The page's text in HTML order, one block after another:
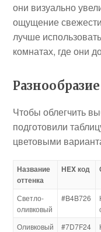
они визуально
ощущение
лучше
комнатах, где они
Чтобы облегчить
подготовили
цветовыми
Название
оттенка
HEX код
Светло-
оливковый
#B4B726
Оливковый
#7D7F24